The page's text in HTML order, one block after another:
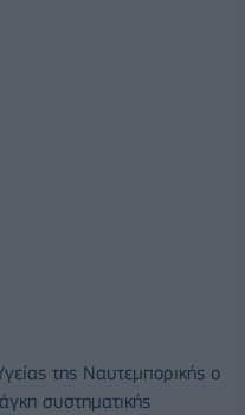
της Ναυτεμπορικής ο
συστηματικής